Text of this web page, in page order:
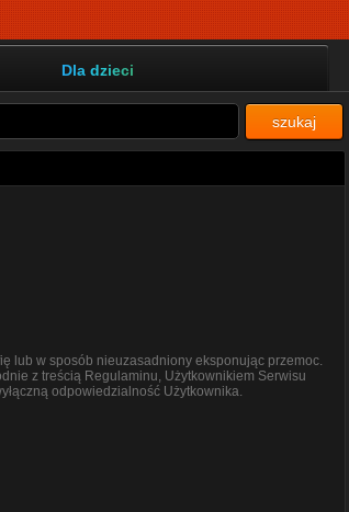
Dla dzieci
szukaj
lub w sposób nieuzasadniony eksponując przemoc.
z treścią Regulaminu, Użytkownikiem Serwisu
odpowiedzialność Użytkownika.